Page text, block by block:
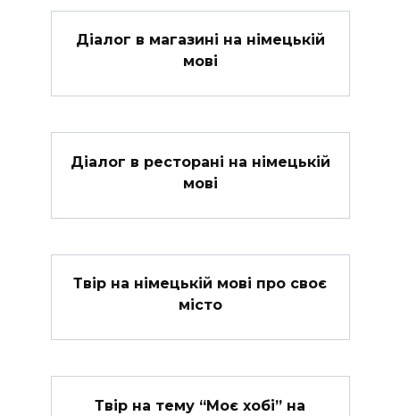
Діалог в магазині на німецькій
мові
Діалог в ресторані на німецькій
мові
Твір на німецькій мові про своє
місто
Твір на тему “Моє хобі” на